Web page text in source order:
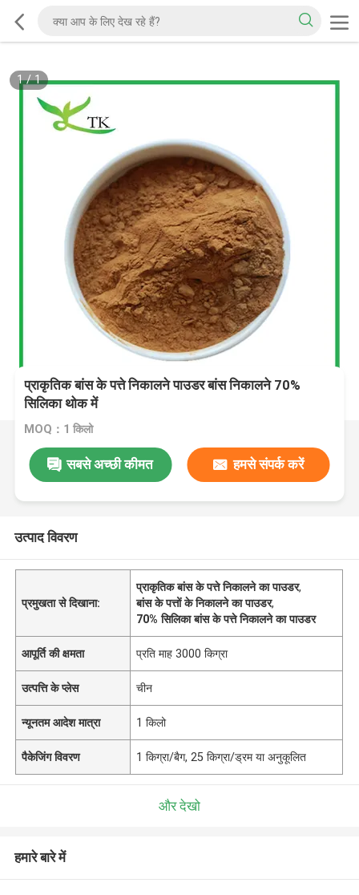
1/1
प्राकृतिक बांस के पत्ते निकालने पाउडर बांस निकालने 70%
सिलिका थोक में
MOQ：1 किलो
सबसे अच्छी कीमत हमसे संपर्क करें
उत्पाद विवरण
प्रमुखता से दिखाना:
प्राकृतिक बांस के पत्ते निकालने का पाउडर,
बांस के पत्तों के निकालने का पाउडर,
70% सिलिका बांस के पत्ते निकालने का पाउडर
आपूर्ति की क्षमता प्रति माह 3000 किग्रा
उत्पत्ति के प्लेस चीन
न्यूनतम आदेश मात्रा 1 किलो
पैकेजिंग विवरण 1 किग्रा/बैग, 25 किग्रा/ड्रम या अनुकूलित
और देखो
हमारे बारे में